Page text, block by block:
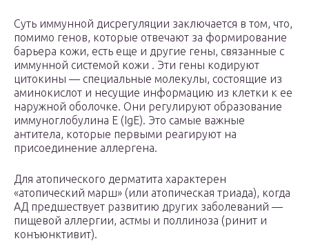
Суть иммунной дисрегуляции заключается в том, что,
помимо генов, которые отвечают за формирование
барьера кожи, есть еще и другие гены, связанные с
иммунной системой кожи . Эти гены кодируют
цитокины — специальные молекулы, состоящие из
аминокислот и несущие информацию из клетки к ее
наружной оболочке. Они регулируют образование
иммуноглобулина Е (IgE). Это самые важные
антитела, которые первыми реагируют на
присоединение аллергена.
Для атопического дерматита характерен
«атопический марш» (или атопическая триада), когда
АД предшествует развитию других заболеваний —
пищевой аллергии, астмы и поллиноза (ринит и
конъюнктивит).